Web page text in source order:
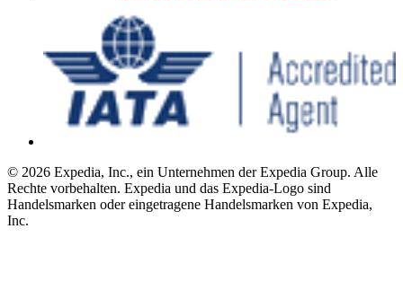
© 2026 Expedia, Inc., ein Unternehmen der Expedia Group. Alle
Rechte vorbehalten. Expedia und das Expedia-Logo sind
Handelsmarken oder eingetragene Handelsmarken von Expedia,
Inc.